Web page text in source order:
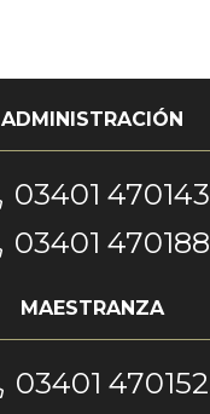
ADMINISTRACIÓN
03401 470143
03401 470188
MAESTRANZA
03401 470152